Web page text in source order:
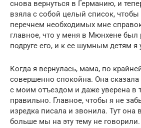
снова вернуться в Германию, и
взяла с собой целый список, чтобы
перечнем необходимых мне
главное, что у меня в Мюнхене был
подруге его, и к ее шумным детям
Когда я вернулась, мама, по
совершенно спокойна. Она
с моим отъездом и даже уверена в
правильно. Главное, чтобы я не
изредка писала и звонила. Тут она
больше мы на эту тему не говорили.